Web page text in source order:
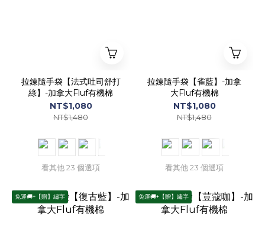
拉鍊隨手袋【法式吐司舒打
綠】-加拿大Fluf有機棉
NT$1,080
NT$1,480
看其他 23 個選項
拉鍊隨手袋【雀藍】-加拿
大Fluf有機棉
NT$1,080
NT$1,480
看其他 23 個選項
免運🚚+【贈】繡字 免運🚚+【贈】繡字